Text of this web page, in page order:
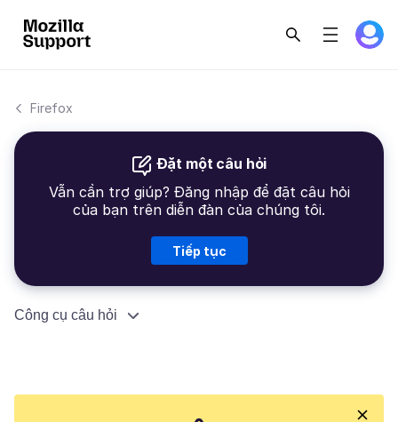
Firefox
Đặt một câu hỏi
Vẫn cần trợ giúp? Đăng nhập để đặt câu hỏi
của bạn trên diễn đàn của chúng tôi.
Tiếp tục
Công cụ câu hỏi